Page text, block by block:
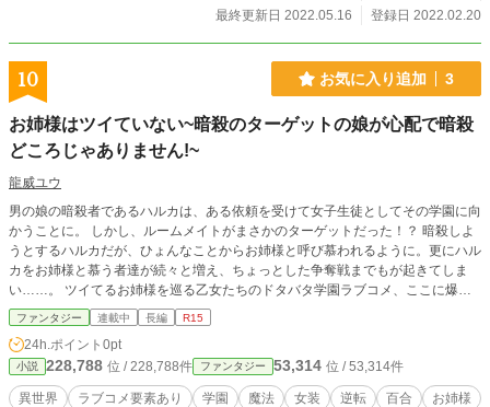
最終更新日 2022.05.16
登録日 2022.02.20
10 お気に入り追加 3
お姉様はツイていない~暗殺のターゲットの娘が心配で暗殺
どころじゃありません!~
龍威ユウ
男の娘の暗殺者であるハルカは、ある依頼を受けて女子生徒としてその学園に向
かうことに。 しかし、ルームメイトがまさかのターゲットだった！？ 暗殺しよ
うとするハルカだが、ひょんなことからお姉様と呼び慕われるように。更にハル
カをお姉様と慕う者達が続々と増え、ちょっとした争奪戦までもが起きてしま
い……。 ツイてるお姉様を巡る乙女たちのドタバタ学園ラブコメ、ここに爆
誕！
ファンタジー 連載中 長編 R15
24h.ポイント 0pt
小説 228,788 位 / 228,788件 ファンタジー 53,314 位 / 53,314件
異世界 ラブコメ要素あり 学園 魔法 女装 逆転 百合
お姉様